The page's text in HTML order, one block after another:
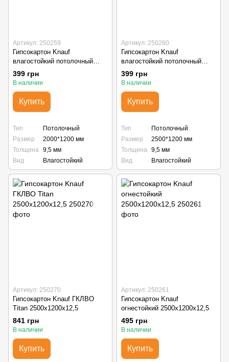
Артикул: 250259
Гипсокартон Knauf
влагостойкий потолочный
2000x1200x9,5.
399 грн
В наличии
Купить
Тип
Потолочный
Размер
2000*1200 мм
Толщина 9,5 мм
Вид
Влагостойкий
Артикул: 250260
Гипсокартон Knauf
влагостойкий потолочный
2500x1200x9,5.
399 грн
В наличии
Купить
Тип
Потолочный
Размер
2500*1200 мм
Толщина 9,5 мм
Вид
Влагостойкий
Артикул: 250270
Гипсокартон Knauf ГКЛВО
Titan 2500x1200x12,5
841 грн
В наличии
Купить
Артикул: 250261
Гипсокартон Knauf
огнестойкий 2500x1200x12,5
495 грн
В наличии
Купить